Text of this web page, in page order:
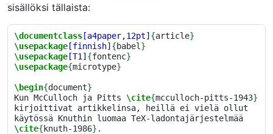
sisällöksi tällaista:
\documentclass[a4paper,12pt] {article}
\usepackage[finnish] {babel }
\usepackage[T1] {fontenc}
\usepackage{microtype}
\begin{document}
Kun McCulloch ja Pitts \cite{mcculloch-pitts-1943}
kirjoittivat artikkelinsa, heillä ei vielä ollut
käytössä Knuthin luomaa TeX-ladontajärjestelmää
\cite{ knuth-1986} .